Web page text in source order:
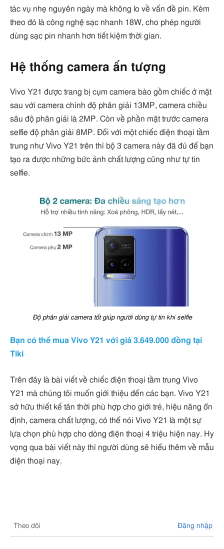
tác vụ nhẹ nguyên ngày mà không lo về vấn đề pin. Kèm
theo đó là công nghệ sạc nhanh 18W, cho phép người
dùng sạc pin nhanh hơn tiết kiệm thời gian.
Hệ thống camera ấn tượng
Vivo Y21 được trang bị cụm camera bào gồm chiếc ở mặt
sau với camera chính độ phân giải 13MP, camera chiều
sâu độ phân giải là 2MP. Còn về phần mặt trước camera
selfie độ phân giải 8MP. Đối với một chiếc điện thoại tầm
trung như Vivo Y21 trên thì bộ 3 camera này đã đủ để bạn
tạo ra được những bức ảnh chất lượng cũng như tự tin
selfie.
Độ phân giải camera tốt giúp người dùng tự tin khi selfie
Bạn có thể mua Vivo Y21 với giá 3.649.000 đồng tại
Tiki
Trên đây là bài viết về chiếc điện thoại tầm trung Vivo
Y21 mà chúng tôi muốn giới thiệu đến các bạn. Vivo Y21
sở hữu thiết kế tân thời phù hợp cho giới trẻ, hiệu năng ổn
định, camera chất lượng, có thể nói Vivo Y21 là một sự
lựa chọn phù hợp cho dòng điện thoại 4 triệu hiện nay. Hy
vọng qua bài viết này thì người dùng sẽ hiểu thêm về mẫu
điện thoại nay.
Theo dõi Đăng nhập